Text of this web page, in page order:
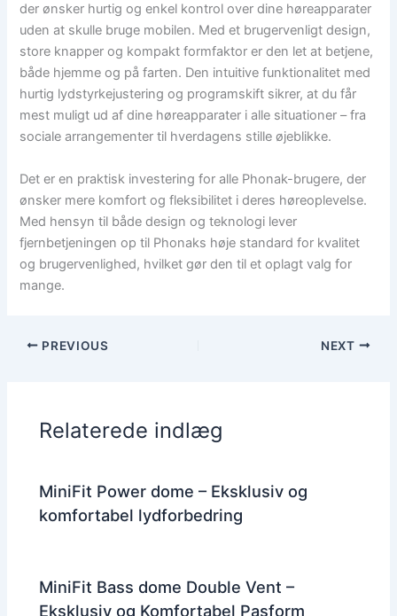
der ønsker hurtig og enkel kontrol over dine høreapparater
uden at skulle bruge mobilen. Med et brugervenligt design,
store knapper og kompakt formfaktor er den let at betjene,
både hjemme og på farten. Den intuitive funktionalitet med
hurtig lydstyrkejustering og programskift sikrer, at du får
mest muligt ud af dine høreapparater i alle situationer – fra
sociale arrangementer til hverdagens stille øjeblikke.
Det er en praktisk investering for alle Phonak-brugere, der
ønsker mere komfort og fleksibilitet i deres høreoplevelse.
Med hensyn til både design og teknologi lever
fjernbetjeningen op til Phonaks høje standard for kvalitet
og brugervenlighed, hvilket gør den til et oplagt valg for
mange.
PREVIOUS NEXT
Relaterede indlæg
MiniFit Power dome – Eksklusiv og
komfortabel lydforbedring
MiniFit Bass dome Double Vent –
Eksklusiv og Komfortabel Pasform